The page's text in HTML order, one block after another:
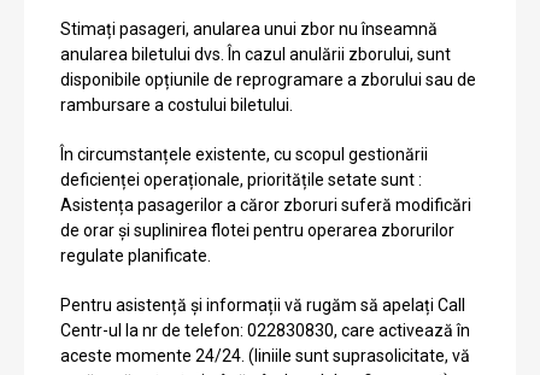
Stimați pasageri, anularea unui zbor nu înseamnă
anularea biletului dvs. În cazul anulării zborului, sunt
disponibile opțiunile de reprogramare a zborului sau de
rambursare a costului biletului.
În circumstanțele existente, cu scopul gestionării
deficienței operaționale, prioritățile setate sunt :
Asistența pasagerilor a căror zboruri suferă modificări
de orar și suplinirea flotei pentru operarea zborurilor
regulate planificate.
Pentru asistență și informații vă rugăm să apelați Call
Centr-ul la nr de telefon: 022830830, care activează în
aceste momente 24/24. (liniile sunt suprasolicitate, vă